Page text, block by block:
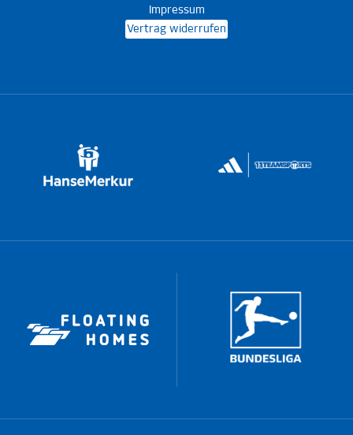
Impressum
Vertrag widerrufen